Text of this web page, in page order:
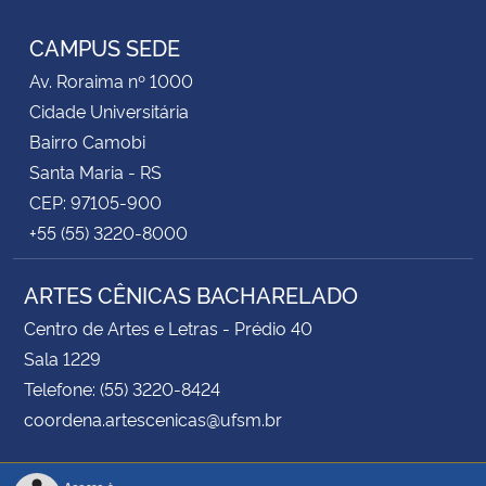
CAMPUS SEDE
Av. Roraima nº 1000
Cidade Universitária
Bairro Camobi
Santa Maria - RS
CEP: 97105-900
+55 (55) 3220-8000
ARTES CÊNICAS BACHARELADO
Centro de Artes e Letras - Prédio 40
Sala 1229
Telefone: (55) 3220-8424
coordena.artescenicas@ufsm.br